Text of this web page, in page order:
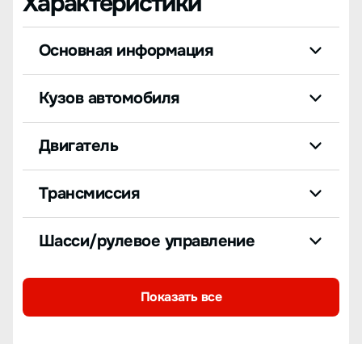
Основная информация
Кузов автомобиля
Двигатель
Трансмиссия
Шасси/рулевое управление
Показать все